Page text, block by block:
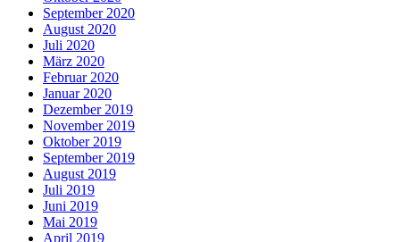
September 2020
August 2020
Juli 2020
März 2020
Februar 2020
Januar 2020
Dezember 2019
November 2019
Oktober 2019
September 2019
August 2019
Juli 2019
Juni 2019
Mai 2019
April 2019